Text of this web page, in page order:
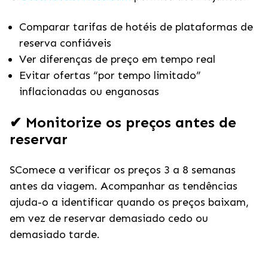
Comparar tarifas de hotéis de plataformas de
reserva confiáveis
Ver diferenças de preço em tempo real
Evitar ofertas “por tempo limitado”
inflacionadas ou enganosas
✔ Monitorize os preços antes de
reservar
SComece a verificar os preços 3 a 8 semanas
antes da viagem. Acompanhar as tendências
ajuda-o a identificar quando os preços baixam,
em vez de reservar demasiado cedo ou
demasiado tarde.